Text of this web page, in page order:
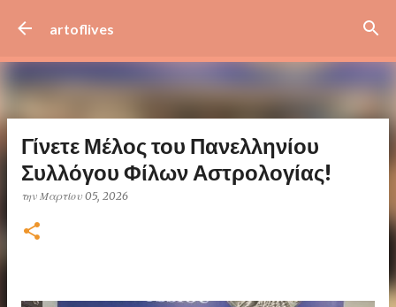
artoflives
Γίνετε Μέλος του Πανελληνίου
Συλλόγου Φίλων Αστρολογίας!
την Μαρτίου 05, 2026